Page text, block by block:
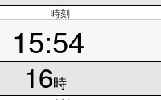
時刻
15:54
16時